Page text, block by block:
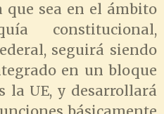
sea en el ámbito
constitucional,
seguirá siendo
en un bloque
la UE, y desarrollará